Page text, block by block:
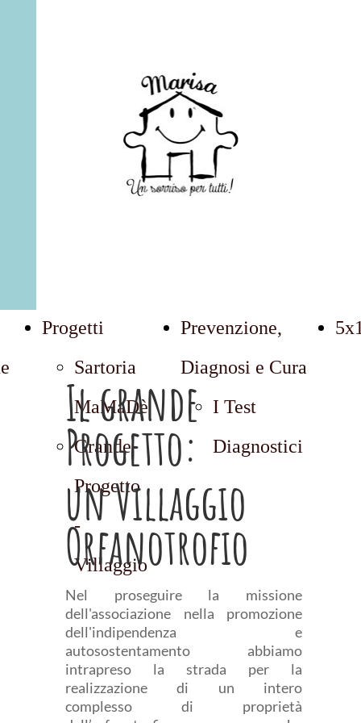
Progetti
Sartoria
MaMaDè
Grande
Progetto
-
Villaggio
Prevenzione,
Diagnosi e Cura
I Test
Diagnostici
Il grande
Progetto:
un Villaggio
Orfanotrofio
Nel proseguire la missione
dell'associazione nella promozione
dell'indipendenza e
autosostentamento abbiamo
intrapreso la strada per la
realizzazione di un intero
complesso di proprietà